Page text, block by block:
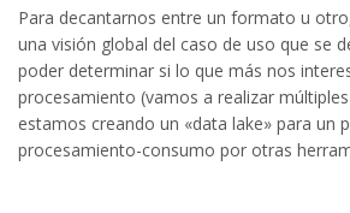
Para decantarnos entre un formato u
una visión global del caso de uso que se
poder determinar si lo que más nos
procesamiento (vamos a realizar
estamos creando un «data lake» para un
procesamiento-consumo por otras